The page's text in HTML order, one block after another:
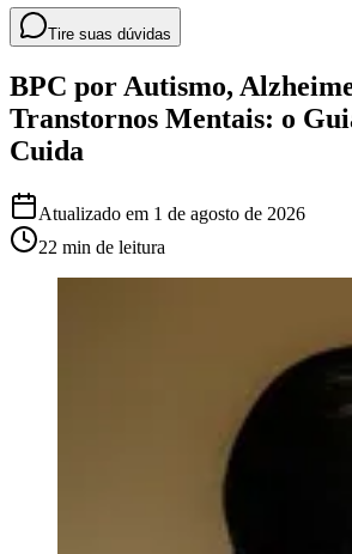
Tire suas dúvidas
BPC por Autismo,
Transtornos Mentais: o
Cuida
Atualizado em 1 de agosto de 2026
22 min de leitura